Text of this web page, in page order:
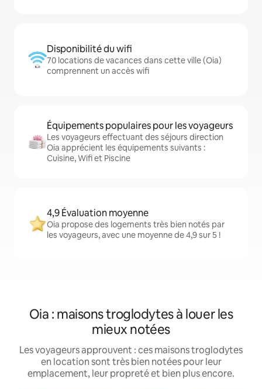
Disponibilité du wifi
70 locations de vacances dans cette ville (Oia)
comprennent un accès wifi
Équipements populaires pour les voyageurs
Les voyageurs effectuant des séjours direction
Oia apprécient les équipements suivants :
Cuisine, Wifi et Piscine
4,9 Évaluation moyenne
Oia propose des logements très bien notés par
les voyageurs, avec une moyenne de 4,9 sur 5 !
Oia : maisons troglodytes à louer les
mieux notées
Les voyageurs approuvent : ces maisons troglodytes
en location sont très bien notées pour leur
emplacement, leur propreté et bien plus encore.